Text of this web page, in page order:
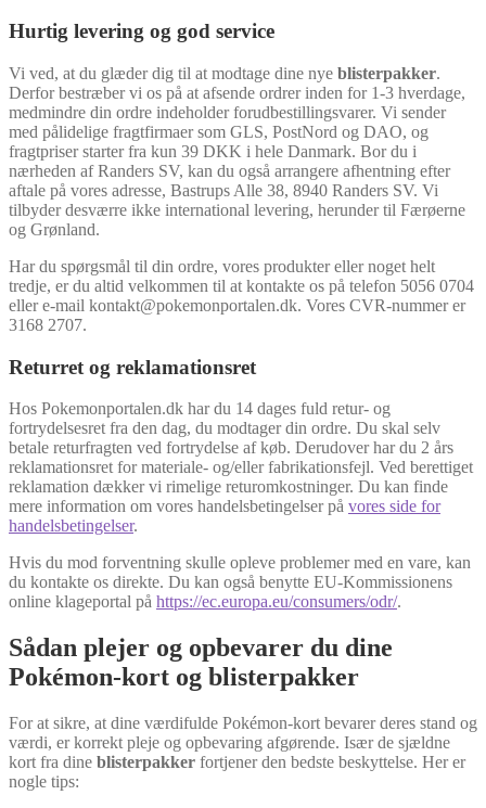
Hurtig levering og god service
Vi ved, at du glæder dig til at modtage dine nye blisterpakker.
Derfor bestræber vi os på at afsende ordrer inden for 1-3 hverdage,
medmindre din ordre indeholder forudbestillingsvarer. Vi sender
med pålidelige fragtfirmaer som GLS, PostNord og DAO, og
fragtpriser starter fra kun 39 DKK i hele Danmark. Bor du i
nærheden af Randers SV, kan du også arrangere afhentning efter
aftale på vores adresse, Bastrups Alle 38, 8940 Randers SV. Vi
tilbyder desværre ikke international levering, herunder til Færøerne
og Grønland.
Har du spørgsmål til din ordre, vores produkter eller noget helt
tredje, er du altid velkommen til at kontakte os på telefon 5056 0704
eller e-mail kontakt@pokemonportalen.dk. Vores CVR-nummer er
3168 2707.
Returret og reklamationsret
Hos Pokemonportalen.dk har du 14 dages fuld retur- og
fortrydelsesret fra den dag, du modtager din ordre. Du skal selv
betale returfragten ved fortrydelse af køb. Derudover har du 2 års
reklamationsret for materiale- og/eller fabrikationsfejl. Ved berettiget
reklamation dækker vi rimelige returomkostninger. Du kan finde
mere information om vores handelsbetingelser på vores side for
handelsbetingelser.
Hvis du mod forventning skulle opleve problemer med en vare, kan
du kontakte os direkte. Du kan også benytte EU-Kommissionens
online klageportal på https://ec.europa.eu/consumers/odr/.
Sådan plejer og opbevarer du dine
Pokémon-kort og blisterpakker
For at sikre, at dine værdifulde Pokémon-kort bevarer deres stand og
værdi, er korrekt pleje og opbevaring afgørende. Især de sjældne
kort fra dine blisterpakker fortjener den bedste beskyttelse. Her er
nogle tips: